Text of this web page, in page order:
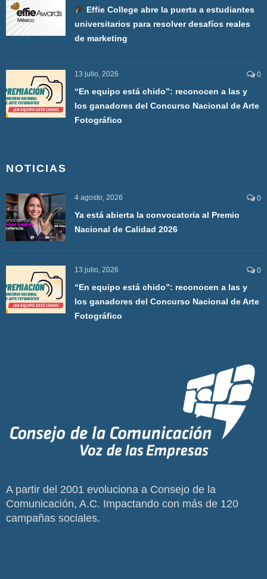
Effie College abre la puerta a estudiantes
universitarios para resolver desafíos reales
de marketing
13 julio, 2026 0
“En equipo está chido”: reconocen a las y
los ganadores del Concurso Nacional de Arte
Fotográfico
NOTICIAS
4 agosto, 2026 0
Ya está abierta la convocatoria al Premio
Nacional de Calidad 2026
13 julio, 2026 0
“En equipo está chido”: reconocen a las y
los ganadores del Concurso Nacional de Arte
Fotográfico
A partir del 2001 evoluciona a Consejo de la
Comunicación, A.C. Impactando con más de 120
campañas sociales.